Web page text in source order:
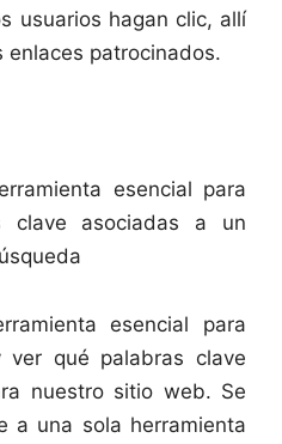
usuarios hagan clic, allí
enlaces patrocinados.
esencial para
clave asociadas a un
esencial para
ver qué palabras clave
nuestro sitio web. Se
a una sola herramienta